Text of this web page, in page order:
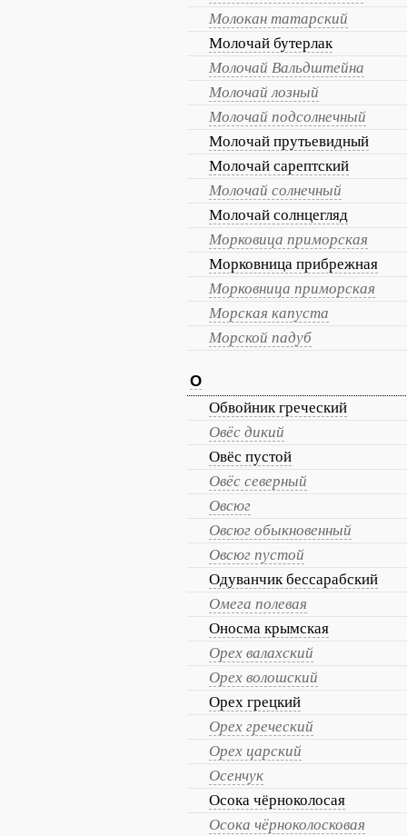
Молокан татарский
Молочай бутерлак
Молочай Вальдштейна
Молочай лозный
Молочай подсолнечный
Молочай прутьевидный
Молочай сарептский
Молочай солнечный
Молочай солнцегляд
Морковица приморская
Морковница прибрежная
Морковница приморская
Морская капуста
Морской падуб
О
Обвойник греческий
Овёс дикий
Овёс пустой
Овёс северный
Овсюг
Овсюг обыкновенный
Овсюг пустой
Одуванчик бессарабский
Омега полевая
Оносма крымская
Орех валахский
Орех волошский
Орех грецкий
Орех греческий
Орех царский
Осенчук
Осока чёрноколосая
Осока чёрноколосковая